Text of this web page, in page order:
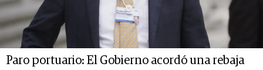
Paro portuario: El Gobierno acordó una rebaja